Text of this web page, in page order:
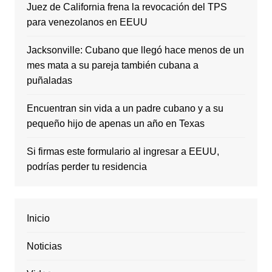
Juez de California frena la revocación del TPS
para venezolanos en EEUU
Jacksonville: Cubano que llegó hace menos de un
mes mata a su pareja también cubana a
puñaladas
Encuentran sin vida a un padre cubano y a su
pequeño hijo de apenas un año en Texas
Si firmas este formulario al ingresar a EEUU,
podrías perder tu residencia
Inicio
Noticias